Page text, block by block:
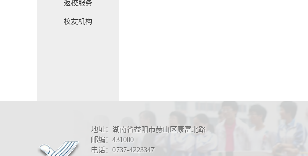
返校服务
校友机构
地址：湖南省益阳市赫山区康富北路
邮编：431000
电话：0737-4223347